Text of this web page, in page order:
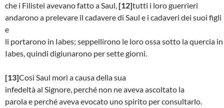
che i Filistei avevano fatto a Saul, [12]tutti i loro guerrieri
andarono a prelevare il cadavere di Saul e i cadaveri dei suoi figli
e
li portarono in Iabes; seppellirono le loro ossa sotto la quercia in
Iabes, quindi digiunarono per sette giorni.
[13]Così Saul morì a causa della sua
infedeltà al Signore, perché non ne aveva ascoltato la
parola e perché aveva evocato uno spirito per consultarlo.